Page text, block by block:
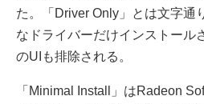
た。「Driver Only」とは文字通
なドライバーだけインストール
のUIも排除される。
「Minimal Install」はRadeon